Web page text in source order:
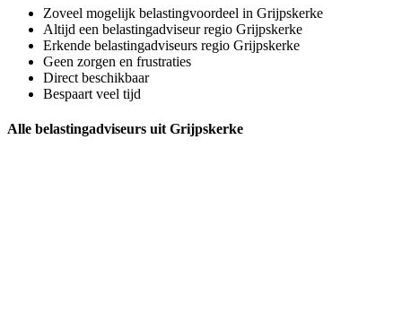
Zoveel mogelijk belastingvoordeel in Grijpskerke
Altijd een belastingadviseur regio Grijpskerke
Erkende belastingadviseurs regio Grijpskerke
Geen zorgen en frustraties
Direct beschikbaar
Bespaart veel tijd
Alle belastingadviseurs uit Grijpskerke